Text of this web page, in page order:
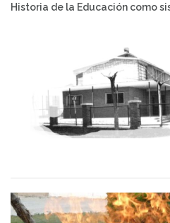
Historia de la Educación como